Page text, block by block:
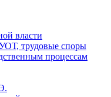
власти
трудовые споры
процессам